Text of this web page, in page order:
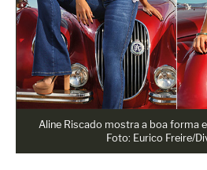
Aline Riscado mostra a boa forma
Foto: Eurico Freire/